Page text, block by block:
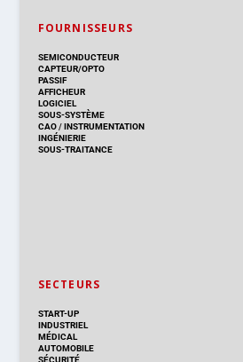
FOURNISSEURS
SEMICONDUCTEUR
CAPTEUR/OPTO
PASSIF
AFFICHEUR
LOGICIEL
SOUS-SYSTÈME
CAO/INSTRUMENTATION
INGÉNIERIE
SOUS-TRAITANCE
SECTEURS
START-UP
INDUSTRIEL
MÉDICAL
AUTOMOBILE
SÉCURITÉ